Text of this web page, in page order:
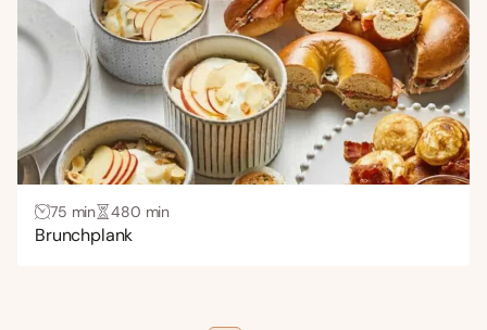
75 min 480 min
Brunchplank